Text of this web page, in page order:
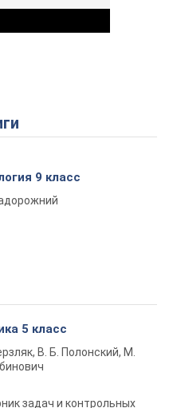
Video
9 класс
5 класс
В. Б. Полонский, М.
задач и контрольных